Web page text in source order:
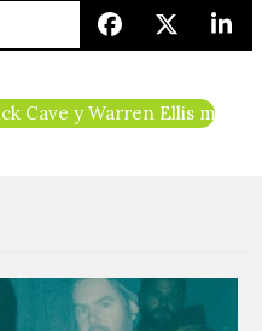
con «Babes Of The
Cave y Warren Ellis